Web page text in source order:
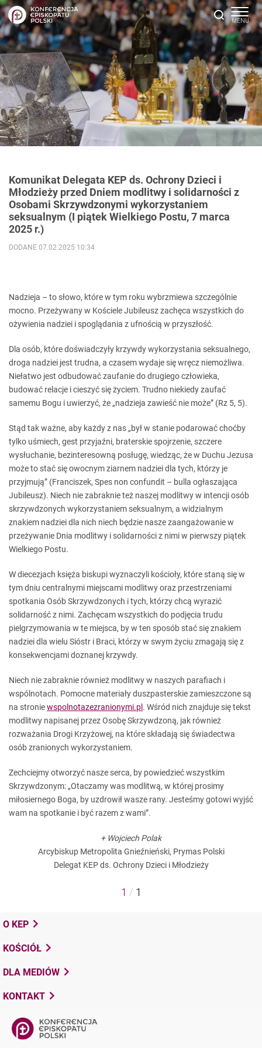
Komunikat Delegata KEP ds. Ochrony Dzieci i
Młodzieży przed Dniem modlitwy i solidarności z
Osobami Skrzywdzonymi wykorzystaniem
seksualnym (I piątek Wielkiego Postu, 7 marca
2025 r.)
DODANE 07.02.2025 10:34
Nadzieja – to słowo, które w tym roku wybrzmiewa szczególnie
mocno. Przeżywany w Kościele Jubileusz zachęca wszystkich do
ożywienia nadziei i spoglądania z ufnością w przyszłość.
Dla osób, które doświadczyły krzywdy wykorzystania seksualnego,
droga nadziei jest trudna, a czasem wydaje się wręcz niemożliwa.
Niełatwo jest odbudować zaufanie do drugiego człowieka,
budować relacje i cieszyć się życiem. Trudno niekiedy zaufać
samemu Bogu i uwierzyć, że „nadzieja zawieść nie może” (Rz 5, 5).
Stąd tak ważne, aby każdy z nas „był w stanie podarować choćby
tylko uśmiech, gest przyjaźni, braterskie spojrzenie, szczere
wysłuchanie, bezinteresowną posługę, wiedząc, że w Duchu Jezusa
może to stać się owocnym ziarnem nadziei dla tych, którzy je
przyjmują” (Franciszek, Spes non confundit – bulla ogłaszająca
Jubileusz). Niech nie zabraknie też naszej modlitwy w intencji osób
skrzywdzonych wykorzystaniem seksualnym, a widzialnym
znakiem nadziei dla nich niech będzie nasze zaangażowanie w
przeżywanie Dnia modlitwy i solidarności z nimi w pierwszy piątek
Wielkiego Postu.
W diecezjach księża biskupi wyznaczyli kościoły, które staną się w
tym dniu centralnymi miejscami modlitwy oraz przestrzeniami
spotkania Osób Skrzywdzonych i tych, którzy chcą wyrazić
solidarność z nimi. Zachęcam wszystkich do podjęcia trudu
pielgrzymowania w te miejsca, by w ten sposób stać się znakiem
nadziei dla wielu Sióstr i Braci, którzy w swym życiu zmagają się z
konsekwencjami doznanej krzywdy.
Niech nie zabraknie również modlitwy w naszych parafiach i
wspólnotach. Pomocne materiały duszpasterskie zamieszczone są
na stroniewspolnotazezranionymi.pl . Wśród nich znajduje się tekst
modlitwy napisanej przez Osobę Skrzywdzoną, jak również
rozważania Drogi Krzyżowej, na które składają się świadectwa
osób zranionych wykorzystaniem.
Zechciejmy otworzyć nasze serca, by powiedzieć wszystkim
Skrzywdzonym: „Otaczamy was modlitwą, w której prosimy
miłosiernego Boga, by uzdrowił wasze rany. Jesteśmy gotowi wyjść
wam na spotkanie i być razem z wami”.
+ Wojciech Polak
Arcybiskup Metropolita Gnieźnieński, Prymas Polski
Delegat KEP ds. Ochrony Dzieci i Młodzieży
1 / 1
O KEP
KOŚCIÓŁ
DLA MEDIÓW
KONTAKT